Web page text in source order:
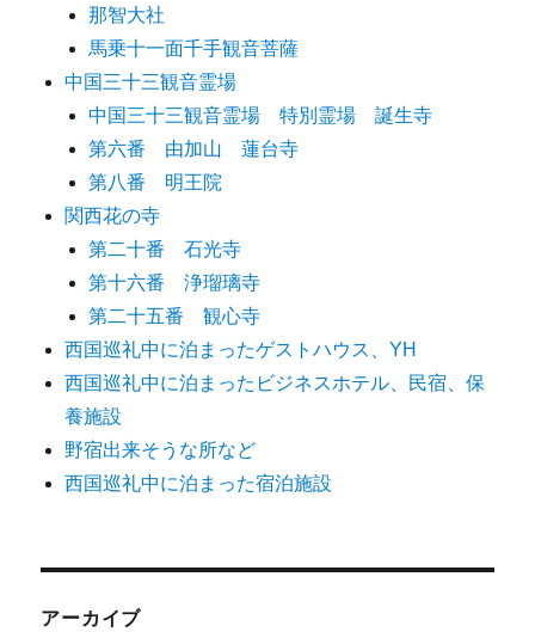
那智大社
馬乗十一面千手観音菩薩
中国三十三観音霊場
中国三十三観音霊場 特別霊場 誕生寺
第六番 由加山 蓮台寺
第八番 明王院
関西花の寺
第二十番 石光寺
第十六番 浄瑠璃寺
第二十五番 観心寺
西国巡礼中に泊まったゲストハウス、YH
西国巡礼中に泊まったビジネスホテル、民宿、保
養施設
野宿出来そうな所など
西国巡礼中に泊まった宿泊施設
アーカイブ